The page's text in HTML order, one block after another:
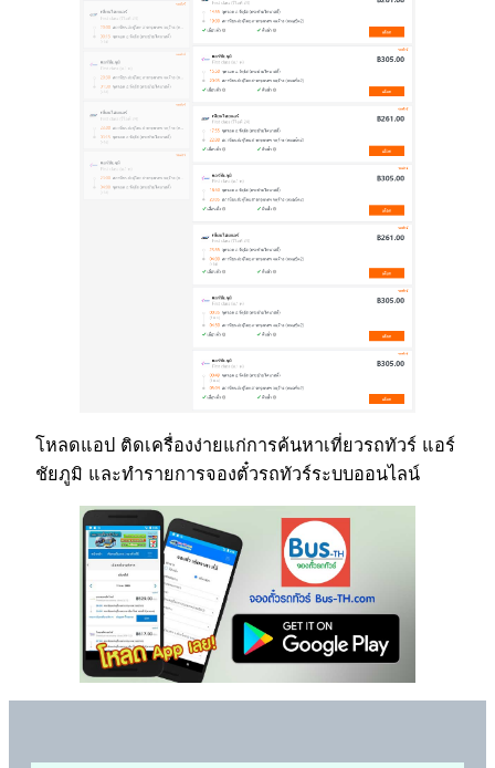
โหลดแอป ติดเครื่องง่ายแก่การค้นหาเที่ยวรถทัวร์ แอร์
ชัยภูมิ และทำรายการจองตั๋วรถทัวร์ระบบออนไลน์